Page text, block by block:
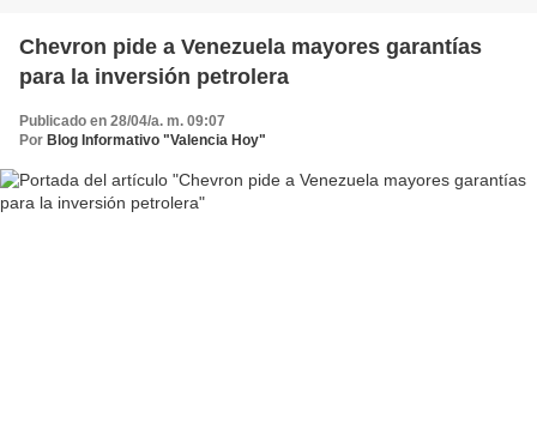
Chevron pide a Venezuela mayores garantías
para la inversión petrolera
Publicado en 28/04/a. m. 09:07
Por Blog Informativo "Valencia Hoy"